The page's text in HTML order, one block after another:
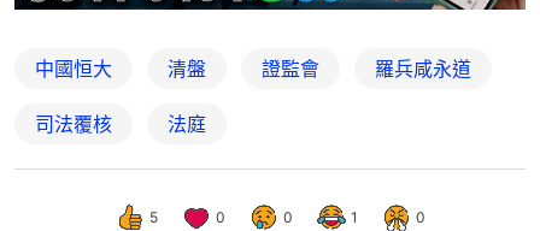
中國恒大 清盤 證監會 羅兵咸永道
司法覆核 法庭
5 0 0 1 0